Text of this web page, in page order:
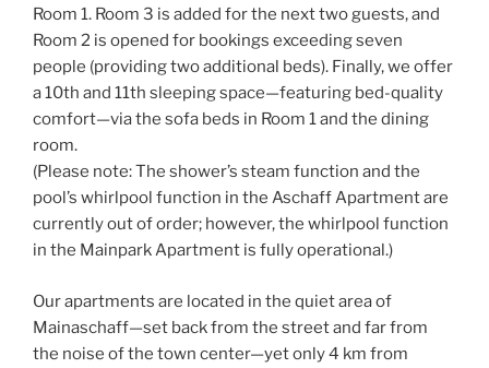
Room 1. Room 3 is added for the next two guests, and
Room 2 is opened for bookings exceeding seven
people (providing two additional beds). Finally, we offer
a 10th and 11th sleeping space—featuring bed-quality
comfort—via the sofa beds in Room 1 and the dining
room.
(Please note: The shower’s steam function and the
pool’s whirlpool function in the Aschaff Apartment are
currently out of order; however, the whirlpool function
in the Mainpark Apartment is fully operational.)
Our apartments are located in the quiet area of ​​
Mainaschaff—set back from the street and far from
the noise of the town center—yet only 4 km from